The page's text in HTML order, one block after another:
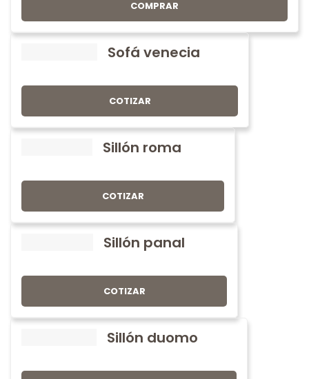
COMPRAR
Sofá venecia
COTIZAR
Sillón roma
COTIZAR
Sillón panal
COTIZAR
Sillón duomo